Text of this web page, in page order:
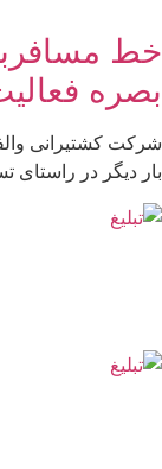
خط
بصره
شرکت کشتیرانی
بار دیگر در راستای